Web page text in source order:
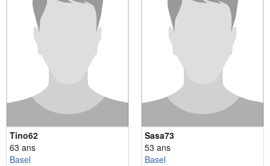
Tino62
63 ans
Basel
Sasa73
53 ans
Basel